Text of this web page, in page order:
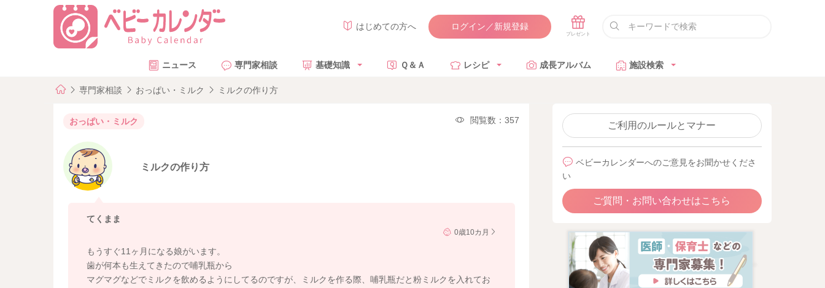
はじめての方へ ログイン／新規登録
ニュース 専門家相談 基礎知識 Ｑ＆Ａ レシピ 成長アルバム 施設検索
専門家相談 おっぱい・ミルク ミルクの作り方
おっぱい・ミルク 閲覧数：357
ミルクの作り方
てくまま
0歳10カ月
もうすぐ11ヶ月になる娘がいます。
歯が何本も生えてきたので哺乳瓶から
マグマグなどでミルクを飲めるようにしてるのですが、ミルクを作る際、哺乳瓶だと粉ミルクを入れてお
ご利用のルールとマナー
ベビーカレンダーへのご意見をお聞かせくださ
い
ご質問・お問い合わせはこちら